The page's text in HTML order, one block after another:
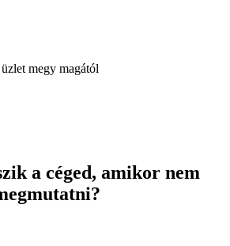
megy magától
a céged, amikor nem